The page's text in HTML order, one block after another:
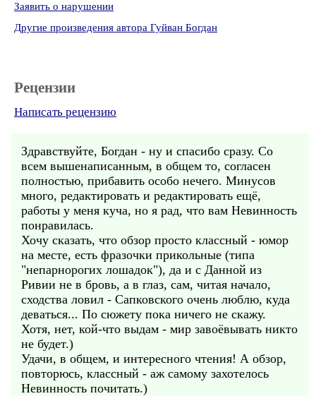
Заявить о нарушении
Другие произведения автора Гуйван Богдан
Рецензии
Написать рецензию
Здравствуйте, Богдан - ну и спасибо сразу. Со
всем вышенаписанным, в общем то, согласен
полностью, прибавить особо нечего. Минусов
много, редактировать и редактировать ещё,
работы у меня куча, но я рад, что вам Невинность
понравилась.
Хочу сказать, что обзор просто классный - юмор
на месте, есть фразочки прикольные (типа
"непарнорогих лошадок"), да и с Данной из
Ривии не в бровь, а в глаз, сам, читая начало,
сходства ловил - Сапковского очень люблю, куда
деваться... По сюжету пока ничего не скажу.
Хотя, нет, кой-что выдам - мир завоёвывать никто
не будет.)
Удачи, в общем, и интересного чтения! А обзор,
повторюсь, классный - аж самому захотелось
Невинность почитать.)